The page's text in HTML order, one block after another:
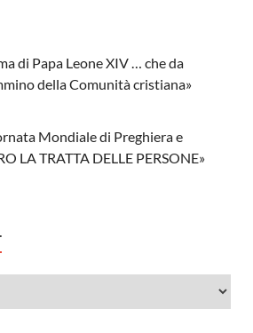
di Papa Leone XIV … che da
della Comunità cristiana»
Mondiale di Preghiera e
LA TRATTA DELLE PERSONE»